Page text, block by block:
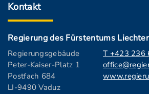
Kontakt
Regierung des Fürstentums
Regierungsgebäude
Peter-Kaiser-Platz 1
Postfach 684
LI-9490 Vaduz
T +423 236